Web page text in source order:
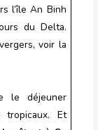
l’île An Binh
du Delta.
voir la
le déjeuner
Et